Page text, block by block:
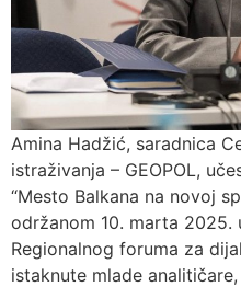
Amina Hadžić, saradnica
istraživanja – GEOPOL,
“Mesto Balkana na novoj
održanom 10. marta 2025.
Regionalnog foruma za
istaknute mlade